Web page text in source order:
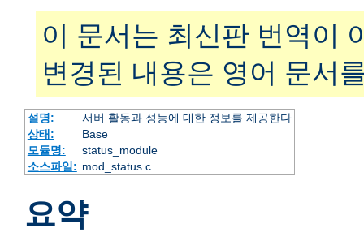
이 문서는 최신판 번역이
변경된 내용은 영어 문서
설명:
서버 활동과 성능에 대한 정보를 제공한다
상태:
Base
모듈명:
status_module
소스파일: mod_status.c
요약